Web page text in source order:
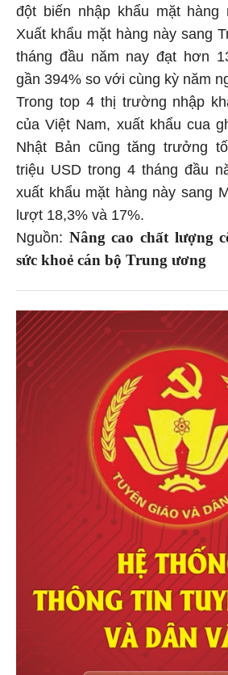
đột biến nhập khẩu mặt hàng
Xuất khẩu mặt hàng này sang
tháng đầu năm nay đạt hơn
gần 394% so với cùng kỳ năm
Trong top 4 thị trường nhập
của Việt Nam, xuất khẩu cua
Nhật Bản cũng tăng trưởng
triệu USD trong 4 tháng đầu
xuất khẩu mặt hàng này sang
lượt 18,3% và 17%.
Nguồn: Nâng cao chất lượng
sức khoẻ cán bộ Trung ương